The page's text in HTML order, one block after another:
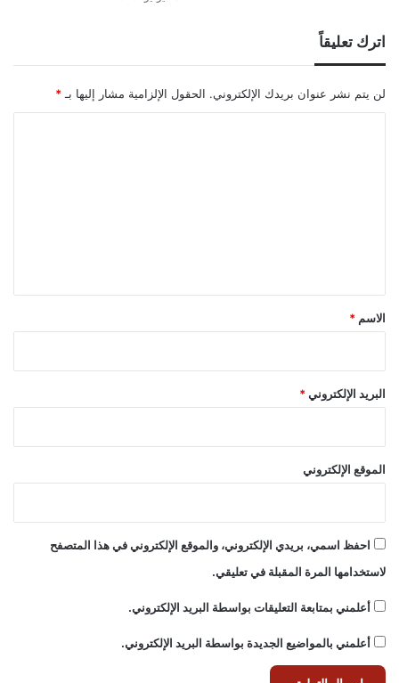
اترك تعليقاً
لن يتم نشر عنوان بريدك الإلكتروني. الحقول الإلزامية مشار إليها بـ *
*
الاسم *
البريد الإلكتروني*
الموقع الإلكتروني
احفظ اسمي، بريدي الإلكتروني، والموقع الإلكتروني في هذا المتصفح
لاستخدامها المرة المقبلة في تعليقي.
أعلمني بمتابعة التعليقات بواسطة البريد الإلكتروني.
أعلمني بالمواضيع الجديدة بواسطة البريد الإلكتروني.